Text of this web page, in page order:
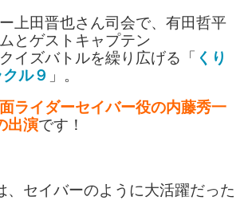
上田晋也さん司会で、有田哲平
とゲストキャプテン
イズバトルを繰り広げる「 くり
クル９ 」。
ライダーセイバー役の内藤秀一
出演です！
、セイバーのように大活躍だった